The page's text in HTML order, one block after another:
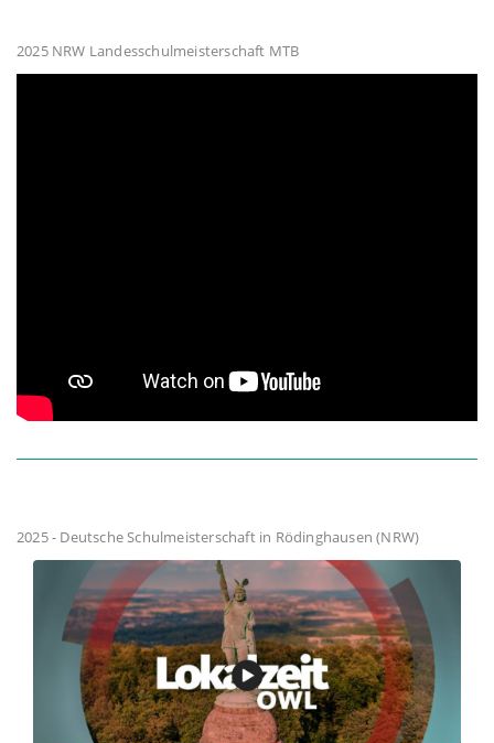
2025 NRW Landesschulmeisterschaft MTB
2025 - Deutsche Schulmeisterschaft in Rödinghausen (NRW)